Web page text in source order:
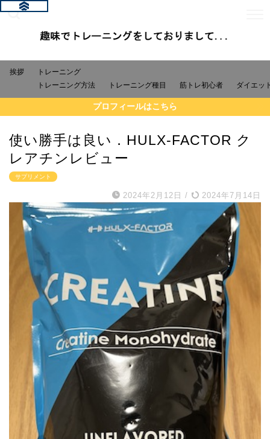
挨拶
トレーニング
トレーニング方法
トレーニング種目 筋トレ初心者 ダイエッ
プロフィールはこちら
使い勝手は良い．HULX-FACTOR ク
レアチンレビュー
サプリメント
2024年2月12日 / 2024年7月14日